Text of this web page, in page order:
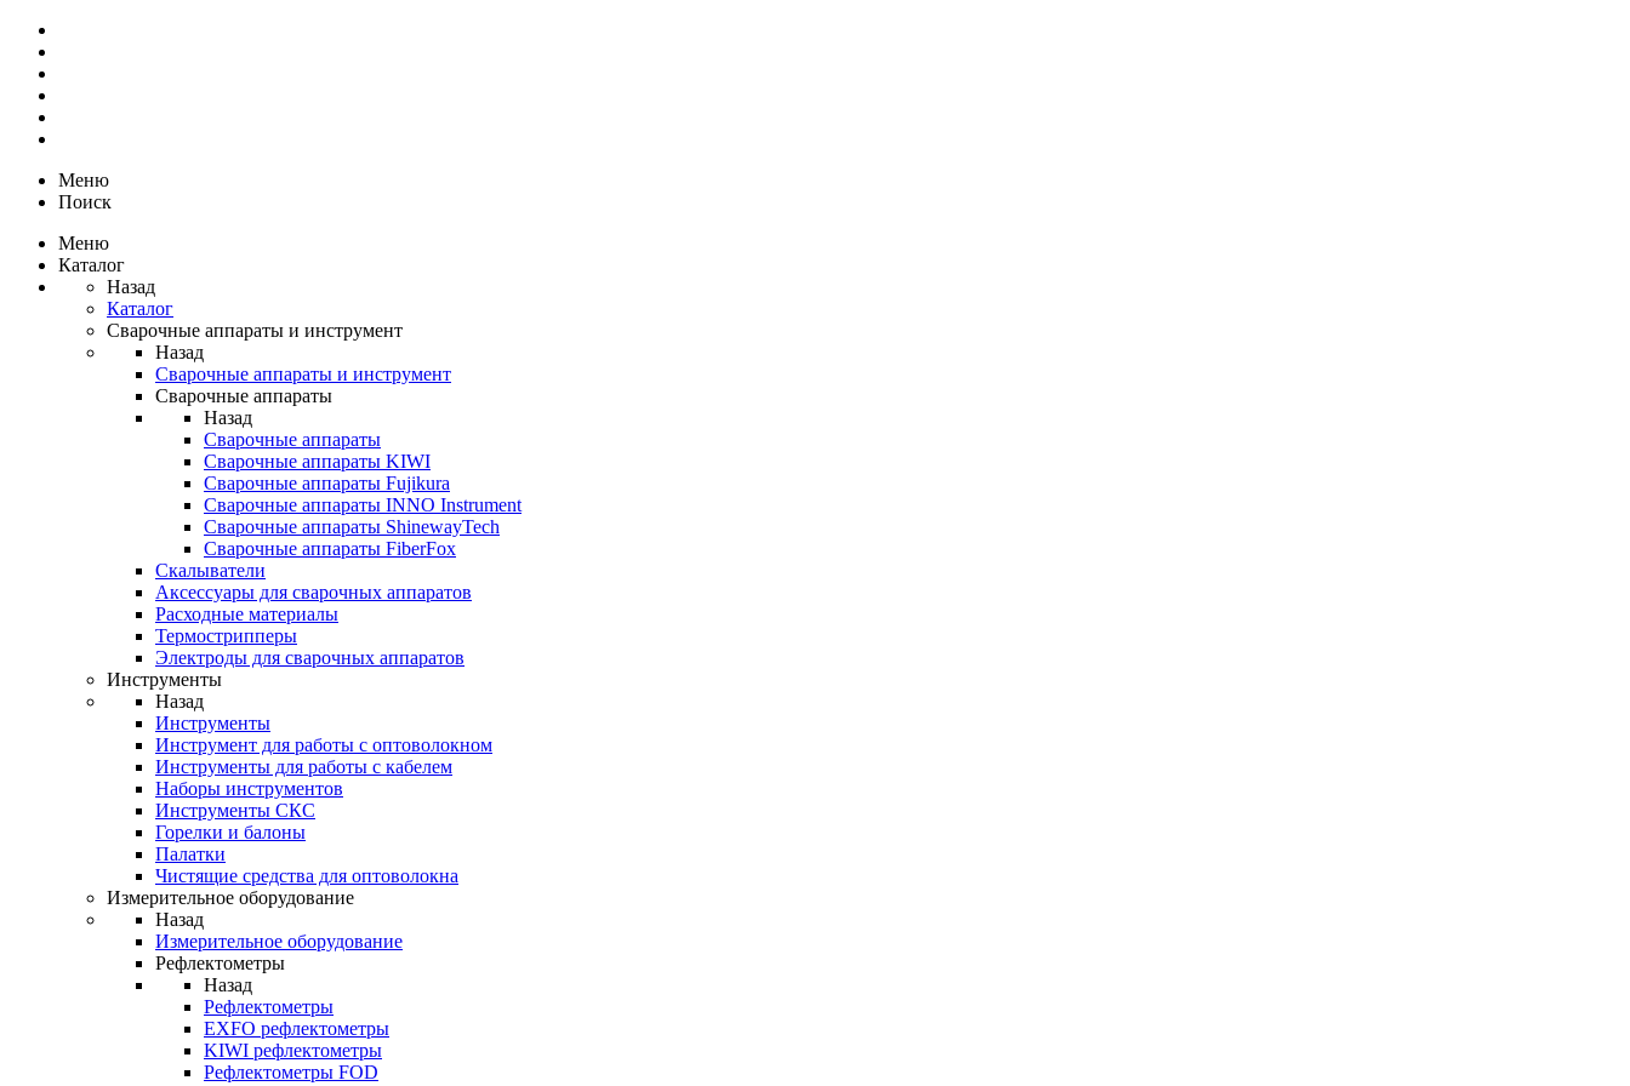
Меню
Поиск
Меню
Каталог
Назад
Каталог
Сварочные аппараты и инструмент
Назад
Сварочные аппараты и инструмент
Сварочные аппараты
Назад
Сварочные аппараты
Сварочные аппараты KIWI
Сварочные аппараты Fujikura
Сварочные аппараты INNO Instrument
Сварочные аппараты ShinewayTech
Cварочные аппараты FiberFox
Скалыватели
Аксессуары для сварочных аппаратов
Расходные материалы
Термострипперы
Электроды для сварочных аппаратов
Инструменты
Назад
Инструменты
Инструмент для работы с оптоволокном
Инструменты для работы с кабелем
Наборы инструментов
Инструменты СКС
Горелки и балоны
Палатки
Чистящие средства для оптоволокна
Измерительное оборудование
Назад
Измерительное оборудование
Рефлектометры
Назад
Рефлектометры
EXFO рефлектометры
KIWI рефлектометры
Рефлектометры FOD